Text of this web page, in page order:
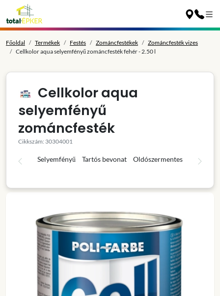
Főoldal Termékek Festés Zománcfestékek
Zománcfesték vizes
Cellkolor aqua selyemfényű zománcfesték fehér - 2.50 l
Cellkolor aqua
selyemfényű
zománcfesték
Cikkszám: 30304001
Selyemfényű Tartós bevonat Oldószermentes